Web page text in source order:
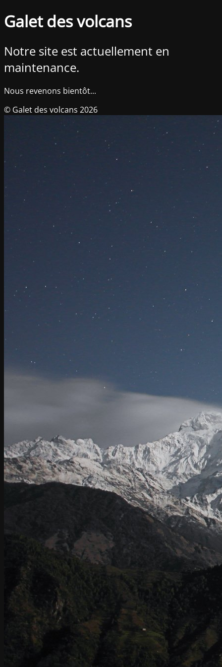
Galet des volcans
Notre site est actuellement en
maintenance.
Nous revenons bientôt...
© Galet des volcans 2026